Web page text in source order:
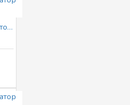
HD Видеорегистратор UNV XVR301-04Q3